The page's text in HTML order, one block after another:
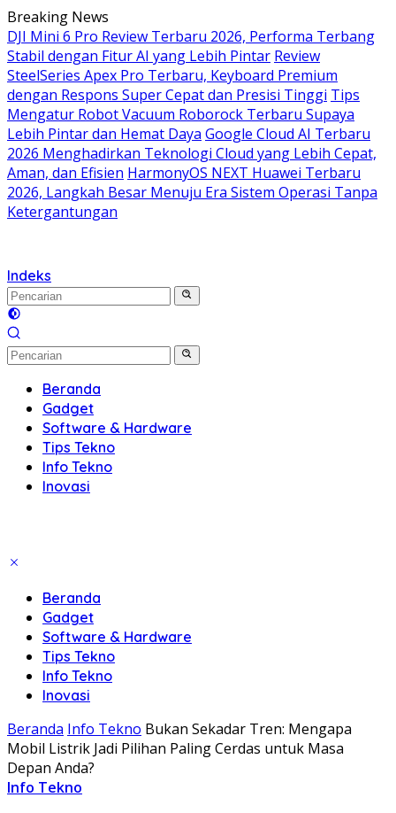
Langsung
ke
konten
Breaking News
DJI Mini 6 Pro Review Terbaru 2026, Performa Terbang
Stabil dengan Fitur AI yang Lebih Pintar Review
SteelSeries Apex Pro Terbaru, Keyboard Premium
dengan Respons Super Cepat dan Presisi Tinggi Tips
Mengatur Robot Vacuum Roborock Terbaru Supaya
Lebih Pintar dan Hemat Daya Google Cloud AI Terbaru
2026 Menghadirkan Teknologi Cloud yang Lebih Cepat,
Aman, dan Efisien HarmonyOS NEXT Huawei Terbaru
2026, Langkah Besar Menuju Era Sistem Operasi Tanpa
Ketergantungan
Indeks
Beranda
Gadget
Software & Hardware
Tips Tekno
Info Tekno
Inovasi
Beranda
Gadget
Software & Hardware
Tips Tekno
Info Tekno
Inovasi
Beranda Info Tekno Bukan Sekadar Tren: Mengapa
Mobil Listrik Jadi Pilihan Paling Cerdas untuk Masa
Depan Anda?
Info Tekno